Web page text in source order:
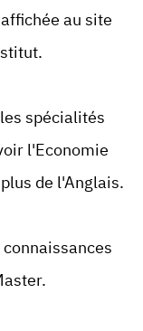
au site
spécialités
l'Economie
de l'Anglais.